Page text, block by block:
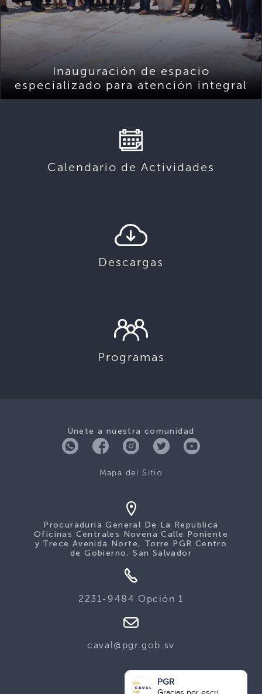
Inauguración de espacio
especializado para atención integral
Calendario de Actividades
Descargas
Programas
Únete a nuestra comunidad
Mapa del Sitio
Procuraduría General De La República
Oficinas Centrales Novena Calle Poniente
y Trece Avenida Norte, Torre PGR Centro
de Gobierno, San Salvador
2231-9484 Opción 1
caval@pgr.gob.sv